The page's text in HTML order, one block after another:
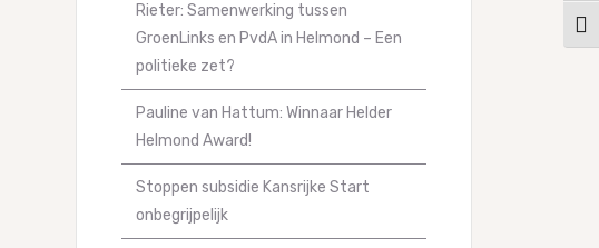
Rieter: Samenwerking tussen
GroenLinks en PvdA in Helmond – Een
politieke zet?
Pauline van Hattum: Winnaar Helder
Helmond Award!
Stoppen subsidie Kansrijke Start
onbegrijpelijk